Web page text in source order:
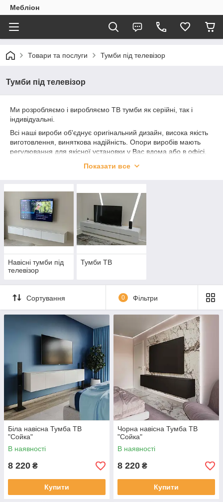
Мебліон
Товари та послуги Тумби під телевізор
Тумби під телевізор
Ми розробляємо і виробляємо ТВ тумби як серійні, так і
індивідуальні.
Всі наші вироби об'єднує оригінальний дизайн, висока якість
виготовлення, виняткова надійність. Опори виробів мають
регулювання для якісної установки у Вас вдома або в офісі.
максимальної жорсткості і естетичності. Тільки високоякісна
Всі серійні tv тумби можуть бути виготовлені як в
стандартних, так і будь-яких інших кольорах. При цьому
вартість виробу може не змінитися або збільшитися,
незначно.
Відправляємо тумби ТВ по Україні зручним для клієнта
перевізником або догрузом.
Побалуйте себе якісним виробом.
Можемо швидко і якісно виготовити тумбу ТВ за Вашим
Показати все
Навісні тумби під
телевізор
Тумби ТВ
Сортування 0 Фільтри
Біла навісна Тумба ТВ
"Сойка"
В наявності
8 220 ₴
Купити
Чорна навісна Тумба ТВ
"Сойка"
В наявності
8 220 ₴
Купити